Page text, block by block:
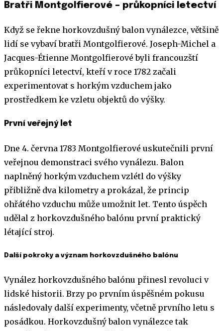
Bratři Montgolfierové – průkopníci letectví
Když se řekne horkovzdušný balon vynálezce, většině
lidí se vybaví bratři Montgolfierové. Joseph-Michel a
Jacques-Étienne Montgolfierové byli francouzští
průkopníci letectví, kteří v roce 1782 začali
experimentovat s horkým vzduchem jako
prostředkem ke vzletu objektů do výšky.
První veřejný let
Dne 4. června 1783 Montgolfierové uskutečnili první
veřejnou demonstraci svého vynálezu. Balon
naplněný horkým vzduchem vzlétl do výšky
přibližně dva kilometry a prokázal, že princip
ohřátého vzduchu může umožnit let. Tento úspěch
udělal z horkovzdušného balónu první praktický
létající stroj.
Další pokroky a význam horkovzdušného balónu
Vynález horkovzdušného balónu přinesl revoluci v
lidské historii. Brzy po prvním úspěšném pokusu
následovaly další experimenty, včetně prvního letu s
posádkou. Horkovzdušný balon vynálezce tak